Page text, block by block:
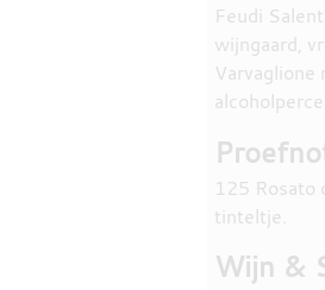
Feudi
wijngaard,
Varvaglione
125 Rosato
tinteltje.
Wijn &